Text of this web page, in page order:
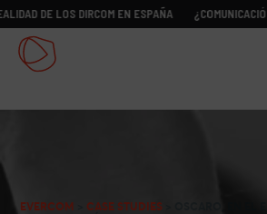
LOS DIRCOM EN ESPAÑA ¿COMUNICACIÓN SIN
EVERCOM CASE STUDIES